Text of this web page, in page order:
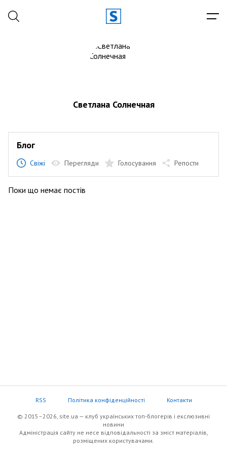
Светлана Солнечная
Блог
Свіжі Перегляди Голосування Репости
Поки що немає постів
RSS Політика конфіденційності Контакти
© 2015–2026, site.ua — клуб українських топ-блогерів i екслюзивнi
новини
Адміністрація сайту не несе відповідальності за зміст матеріалів,
розміщених користувачами.